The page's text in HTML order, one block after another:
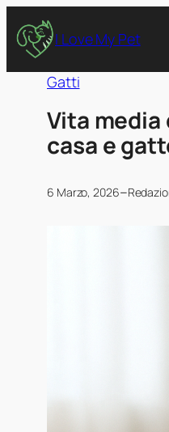
I Love My Pet
Gatti
Vita
casa e
6 Marzo, 2026–